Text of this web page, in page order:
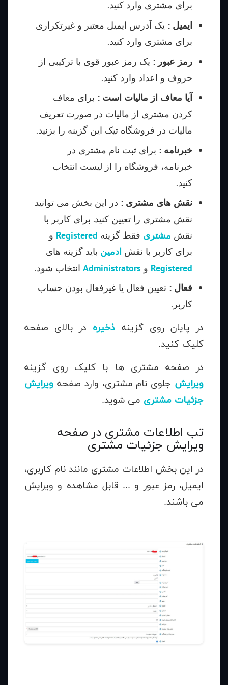
برای مشتری وارد کنید.
ایمیل : یک آدرس ایمیل معتبر و غیرتکراری
برای مشتری وارد کنید.
رمز عبور : یک رمز عبور قوی با ترکیبی از
حروف و اعداد وارد کنید.
آیا معاف از مالیات است : برای معاف
کردن مشتری از مالیات در صورت تعریف
مالیات در فروشگاه تیک این گزینه را بزنید.
خبرنامه : برای ثبت نام مشتری در
خبرنامه، فروشگاه را از لیست انتخاب
کنید.
نقش های مشتری : در این بخش می توانید
نقش مشتری را تعیین کنید. برای کاربر با
نقش مشتری فقط گزینه Registered و
برای کاربر با نقش ادمین باید گزینه های
Registered و Administratorsانتخاب شود.
فعال : تعیین فعال یا غیرفعال بودن حساب
کاربر.
در پایان روی گزینه ذخیره در بالای صفحه
کلیک کنید.
در صفحه مشتری ها با کلیک روی گزینه
ویرایش جلوی نام مشتری، وارد صفحه ویرایش
جزئیات مشتری می شوید.
تب اطلاعات مشتری در صفحه
ویرایش جزئیات مشتری
در این بخش اطلاعات مشتری مانند نام کاربری،
ایمیل، رمز عبور و ... قابل مشاهده و ویرایش
می باشند.